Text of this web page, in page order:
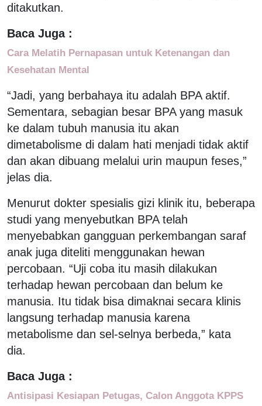
ditakutkan.
Baca Juga :
Cara Melatih Pernapasan untuk Ketenangan dan
Kesehatan Mental
“Jadi, yang berbahaya itu adalah BPA aktif.
Sementara, sebagian besar BPA yang masuk
ke dalam tubuh manusia itu akan
dimetabolisme di dalam hati menjadi tidak aktif
dan akan dibuang melalui urin maupun feses,”
jelas dia.
Menurut dokter spesialis gizi klinik itu, beberapa
studi yang menyebutkan BPA telah
menyebabkan gangguan perkembangan saraf
anak juga diteliti menggunakan hewan
percobaan. “Uji coba itu masih dilakukan
terhadap hewan percobaan dan belum ke
manusia. Itu tidak bisa dimaknai secara klinis
langsung terhadap manusia karena
metabolisme dan sel-selnya berbeda,” kata
dia.
Baca Juga :
Antisipasi Kesiapan Petugas, Calon Anggota KPPS